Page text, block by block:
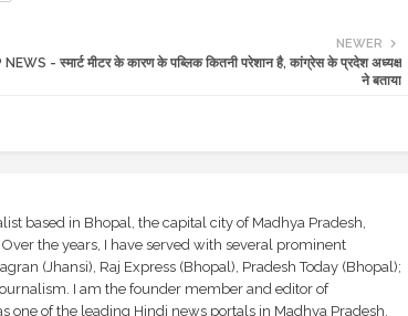
NEWER
NEWS - स्मार्ट मीटर के कारण के पब्लिक कितनी परेशान है, कांग्रेस के प्रदेश अध्यक्ष
ने बताया
based in Bhopal, the capital city of Madhya Pradesh,
the years, I have served with several prominent
(Jhansi), Raj Express (Bhopal), Pradesh Today (Bhopal);
I am the founder member and editor of
of the leading Hindi news portals in Madhya Pradesh,